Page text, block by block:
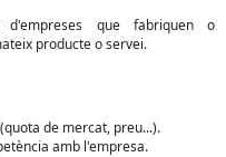
que fabriquen o
producte o servei.
de mercat, preu...).
amb l'empresa.